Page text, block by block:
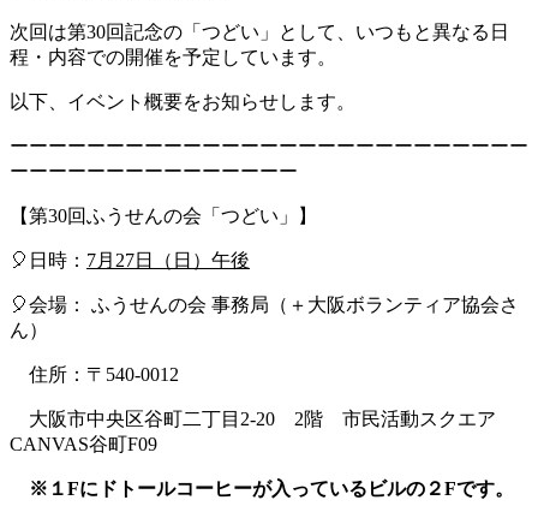
次回は第30回記念の「つどい」として、いつもと異なる日
程・内容での開催を予定しています。
以下、イベント概要をお知らせします。
ーーーーーーーーーーーーーーーーーーーーーーーーーーー
ーーーーーーーーーーーーーーー
【第30回ふうせんの会「つどい」】
🎈日時： 7月 27日（日）午後
🎈会場：
ふうせんの会 事務局（＋大阪ボランティア協会さ
ん）
住所：〒 540-0012
大阪市中央区谷町二丁目 2-20 2階 市民活動スクエア
CANVAS谷町F09
※１Fにドトールコーヒーが入っているビルの２Fです。